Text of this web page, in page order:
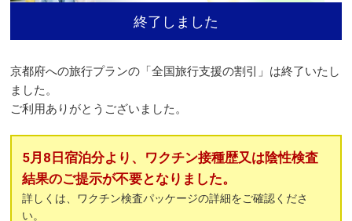
終了しました
京都府への旅行プランの「全国旅行支援の割引」は終了いたし
ました。
ご利用ありがとうございました。
5月8日宿泊分より、ワクチン接種歴又は陰性検査
結果のご提示が不要となりました。
詳しくは、ワクチン検査パッケージの詳細をご確認くださ
い。